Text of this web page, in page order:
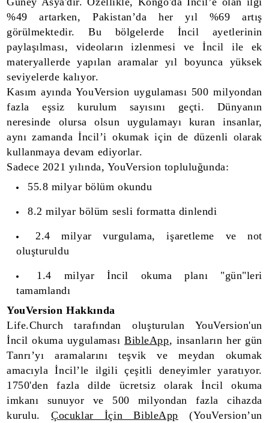
%49 artarken, Pakistan’da her yıl %69 artış
görülmektedir. Bu bölgelerde İncil ayetlerinin
paylaşılması, videoların izlenmesi ve İncil ile ek
materyallerde yapılan aramalar yıl boyunca yüksek
seviyelerde kalıyor.
Kasım ayında YouVersion uygulaması 500 milyondan
fazla eşsiz kurulum sayısını geçti. Dünyanın
neresinde olursa olsun uygulamayı kuran insanlar,
aynı zamanda İncil’i okumak için de düzenli olarak
kullanmaya devam ediyorlar.
Sadece 2021 yılında, YouVersion topluluğunda:
55.8 milyar bölüm okundu
8.2 milyar bölüm sesli formatta dinlendi
2.4 milyar vurgulama, işaretleme ve not
oluşturuldu
1.4 milyar İncil okuma planı "gün"leri
tamamlandı
YouVersion Hakkında
Life.Church tarafından oluşturulan YouVersion'un
İncil okuma uygulamasıBibleApp, insanların her gün
Tanrı’yı aramalarını teşvik ve meydan okumak
amacıyla İncil’le ilgili çeşitli deneyimler yaratıyor.
1750'den fazla dilde ücretsiz olarak İncil okuma
imkanı sunuyor ve 500 milyondan fazla cihazda
kurulu.Çocuklar İçin BibleApp (YouVersion’un